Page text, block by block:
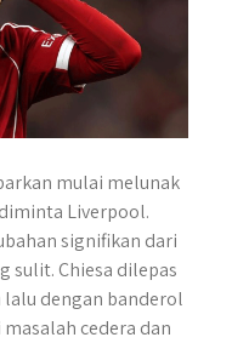
mulai melunak
Liverpool.
signifikan dari
sulit. Chiesa dilepas
lalu dengan banderol
cedera dan